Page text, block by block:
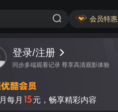
会员特惠
登录/注册
同步多端观看记录 尊享高清观影体验
月每月 15元，畅享精彩内容